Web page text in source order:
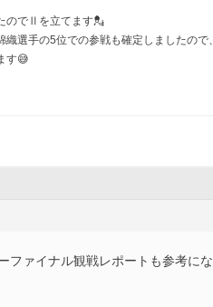
のでⅡを立てます💂
選手の5位での参戦も確定しましたので
す😅
ファイナル観戦レポートも参考に